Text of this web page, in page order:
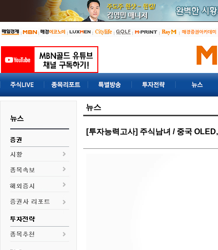
뉴스
[투자능력고사] 주식남녀 / 중국